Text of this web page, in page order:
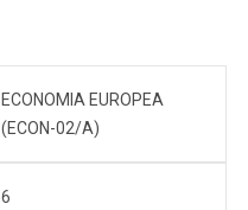
ECONOMIA EUROPEA
(ECON-02/A)
6